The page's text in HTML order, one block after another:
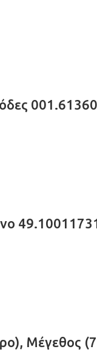
001.61360
Μέγεθος